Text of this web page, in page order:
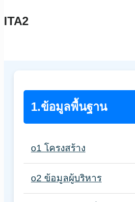
ITA2
1.ข้อมูลพื้นฐาน
o1 โครงสร้าง
o2 ข้อมูลผู้บริหาร